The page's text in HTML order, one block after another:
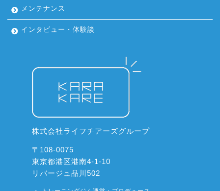
メンテナンス
インタビュー・体験談
株式会社ライフチアーズグループ
〒108-0075
東京都港区港南4-1-10
リバージュ品川502